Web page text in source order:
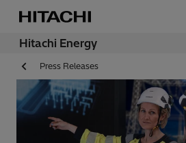
Hitachi Energy
Press Releases